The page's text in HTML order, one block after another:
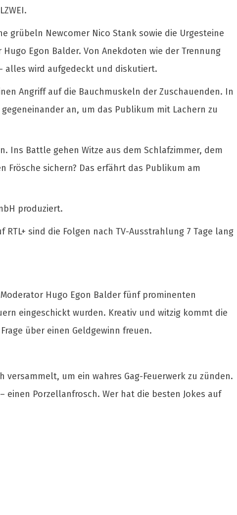
grübeln Newcomer Nico Stank sowie die Urgesteine
Egon Balder. Von Anekdoten wie der Trennung
alles wird aufgedeckt und diskutiert.
Angriff auf die Bauchmuskeln der Zuschauenden. In
an, um das Publikum mit Lachern zu
Ins Battle gehen Witze aus dem Schlafzimmer, dem
sichern? Das erfährt das Publikum am
produziert.
RTL+ sind die Folgen nach TV-Ausstrahlung 7 Tage lang
Hugo Egon Balder fünf prominenten
eingeschickt wurden. Kreativ und witzig kommt die
über einen Geldgewinn freuen.
um ein wahres Gag-Feuerwerk zu zünden.
einen Porzellanfrosch. Wer hat die besten Jokes auf